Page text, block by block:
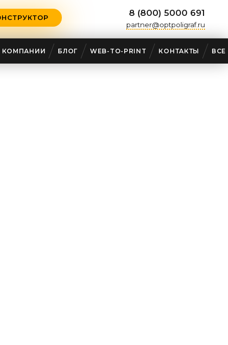
8 (800) 5000 691
partner@optpoligraf.ru
КОМПАНИИ БЛОГ WEB-TO-PRINT КОНТАКТЫ ВСЕ